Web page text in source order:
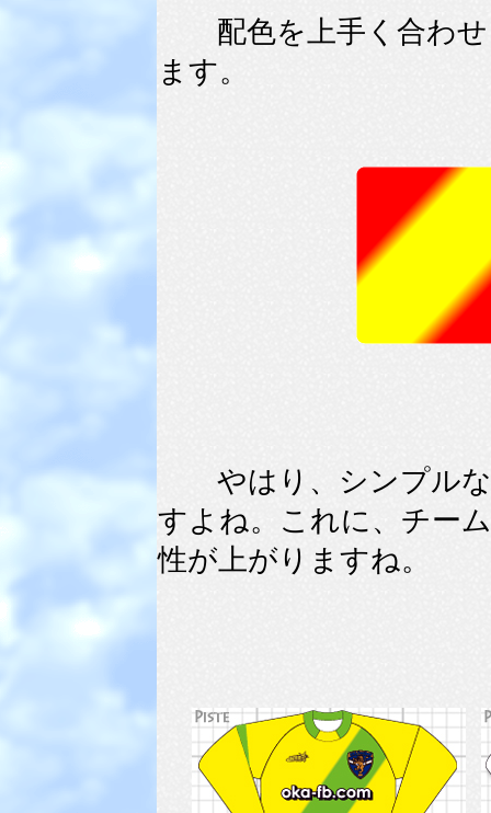
配色を上手く合わせ
ます。
やはり、シンプルな
すよね。これに、チー
性が上がりますね。